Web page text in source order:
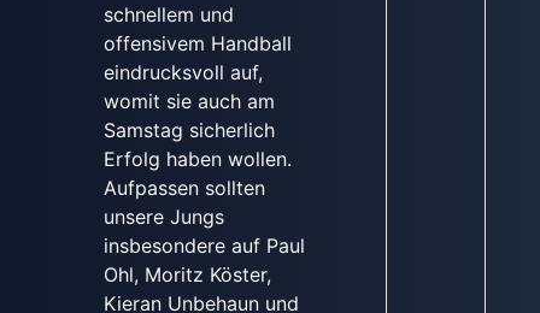
schnellem und
offensivem Handball
eindrucksvoll auf,
womit sie auch am
Samstag sicherlich
Erfolg haben wollen.
Aufpassen sollten
unsere Jungs
insbesondere auf Paul
Ohl, Moritz Köster,
Kieran Unbehaun und